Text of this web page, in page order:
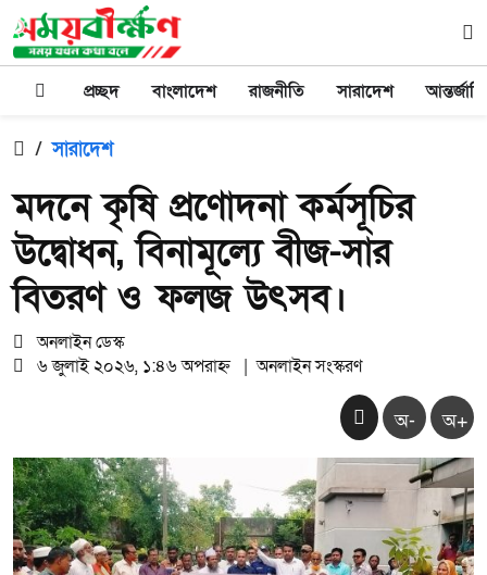
প্রচ্ছদ বাংলাদেশ রাজনীতি সারাদেশ
/ সারাদেশ
মদনে কৃষি প্রণোদনা কর্মসূচির
উদ্বোধন, বিনামূল্যে বীজ-সার
বিতরণ ও ফলজ উৎসব।
অনলাইন ডেস্ক
৬ জুলাই ২০২৬, ১:৪৬ অপরাহ্ন | অনলাইন সংস্করণ
অ- অ+